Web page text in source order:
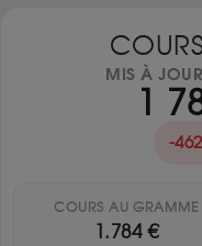
MIS À
-
1
COURS AU GRAMME
1.784 €